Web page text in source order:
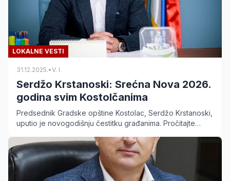
LOKALNE VESTI
31.12.2025.•V. I.
Serdžo Krstanoski: Srećna Nova 2026.
godina svim Kostolčanima
Predsednik Gradske opštine Kostolac, Serdžo Krstanoski,
uputio je novogodišnju čestitku građanima. Pročitajte